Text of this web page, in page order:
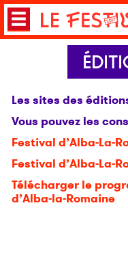
Les sites des
Vous pouvez les
Festival d’Alba-La-
Festival d’Alba-La-
Télécharger le
d’Alba-la-Romaine